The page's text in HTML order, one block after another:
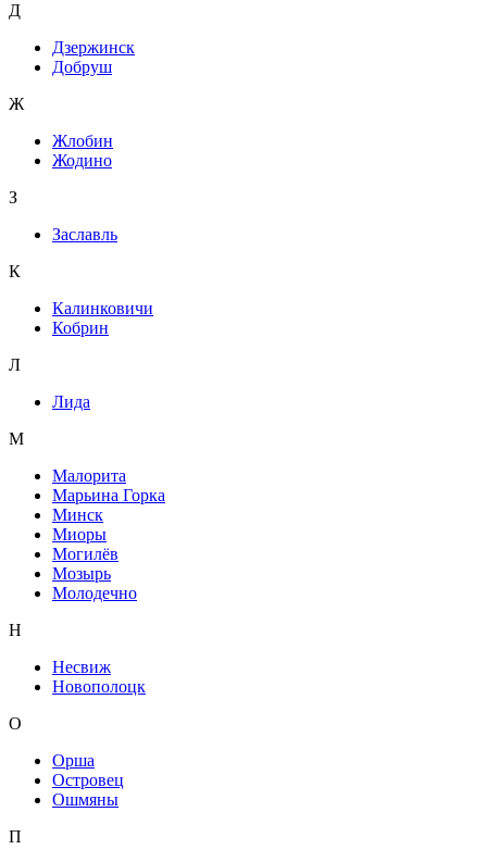
Д
Дзержинск
Добруш
Ж
Жлобин
Жодино
З
Заславль
К
Калинковичи
Кобрин
Л
Лида
М
Малорита
Марьина Горка
Минск
Миоры
Могилёв
Мозырь
Молодечно
Н
Несвиж
Новополоцк
О
Орша
Островец
Ошмяны
П